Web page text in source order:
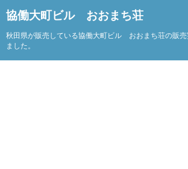
協働大町ビル おおまち荘
秋田県が販売している協働大町ビル おおまち荘の販
ました。